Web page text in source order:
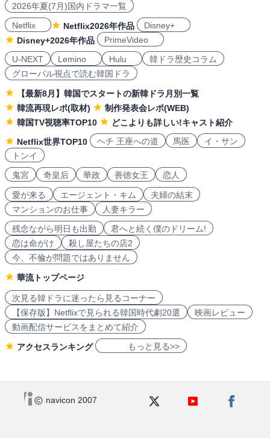
2026年夏(7月)国内ドラマ一覧
Netflix
Netflix2026年作品
Disney+
Disney+2026年作品
PrimeVideo
U-NEXT
Lemino Hulu
韓ドラ歴史コラム
グローバル視点で読む韓国ドラ
【最新8月】韓国でスタートの新韓ドラ月別一覧
韓流再現レポ(取材)
制作発表会レポ(WEB)
韓国TV視聴率TOP10
どこよりも詳しい!キャスト紹介
Netflix世界TOP10
ヘチ 王座への道 馬医
イ・サン
トンイ
鬼宮
奇皇后 華政 善徳女王 恋人
愛が来る エージェント・キム
夫婦の結末
マンションのお仕事
人妻キラー
残念ながら明日も出勤
君へと続く僕のドリーム!
恋は命がけ
殺し屋たちの店2
今、不倫が問題ではありません
華流トップページ
次見る韓ドラに迷ったら見るコーナー
【保存版】Netflixで見られる韓国時代劇20選
映画レビュー
動画配信サービスをまとめて紹介
アクセスランキング もっと見る>>
navicon 2007